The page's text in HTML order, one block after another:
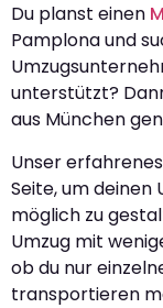
Du planst einen
Pamplona und
unterstützt?
aus München
Unser
Seite, um deinen
möglich zu
Umzug mit
ob du nur
transportieren